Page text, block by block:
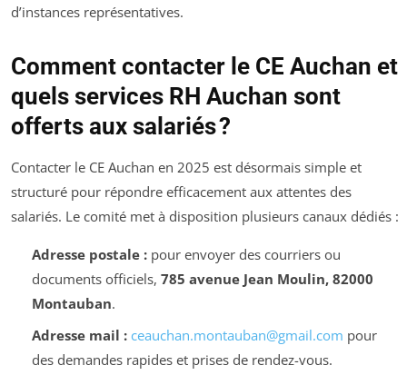
d’instances représentatives.
Comment contacter le CE Auchan et
quels services RH Auchan sont
offerts aux salariés ?
Contacter le CE Auchan en 2025 est désormais simple et
structuré pour répondre efficacement aux attentes des
salariés. Le comité met à disposition plusieurs canaux dédiés :
Adresse postale :pour envoyer des courriers ou
documents officiels, 785 avenue Jean Moulin, 82000
Montauban.
Adresse mail : ceauchan.montauban@gmail.com pour
des demandes rapides et prises de rendez-vous.